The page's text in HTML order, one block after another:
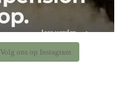
Volg ons op Instagram